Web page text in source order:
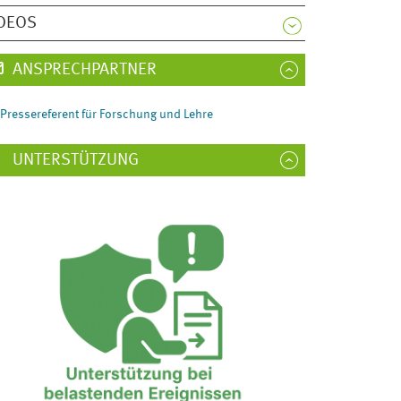
ANSPRECHPARTNER
Pressereferent für Forschung und Lehre
UNTERSTÜTZUNG